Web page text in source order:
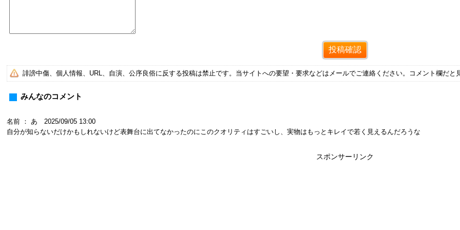
誹謗中傷、個人情報、URL、自演、公序良俗に反する投稿は禁止です。当サイトへの要望・要求などはメールでご連絡ください。コメント欄だと
みんなのコメント
名前 ： あ 2025/09/05 13:00
自分が知らないだけかもしれないけど表舞台に出てなかったのにこのクオリティはすごいし、実物はもっとキレイで若く見えるんだろうな
スポンサーリンク